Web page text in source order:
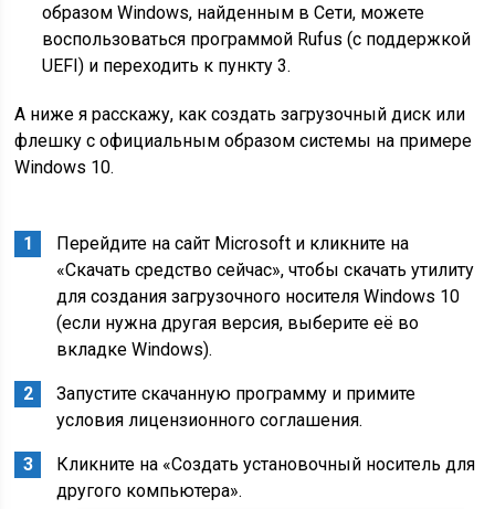
образом Windows, найденным в Сети, можете
воспользоваться программой Rufus (c поддержкой
UEFI) и переходить к пункту 3.
А ниже я расскажу, как создать загрузочный диск или
флешку с официальным образом системы на примере
Windows 10.
Перейдите на сайт Microsoft и кликните на
«Скачать средство сейчас», чтобы скачать утилиту
для создания загрузочного носителя Windows 10
(если нужна другая версия, выберите её во
вкладке Windows).
Запустите скачанную программу и примите
условия лицензионного соглашения.
Кликните на «Создать установочный носитель для
другого компьютера».